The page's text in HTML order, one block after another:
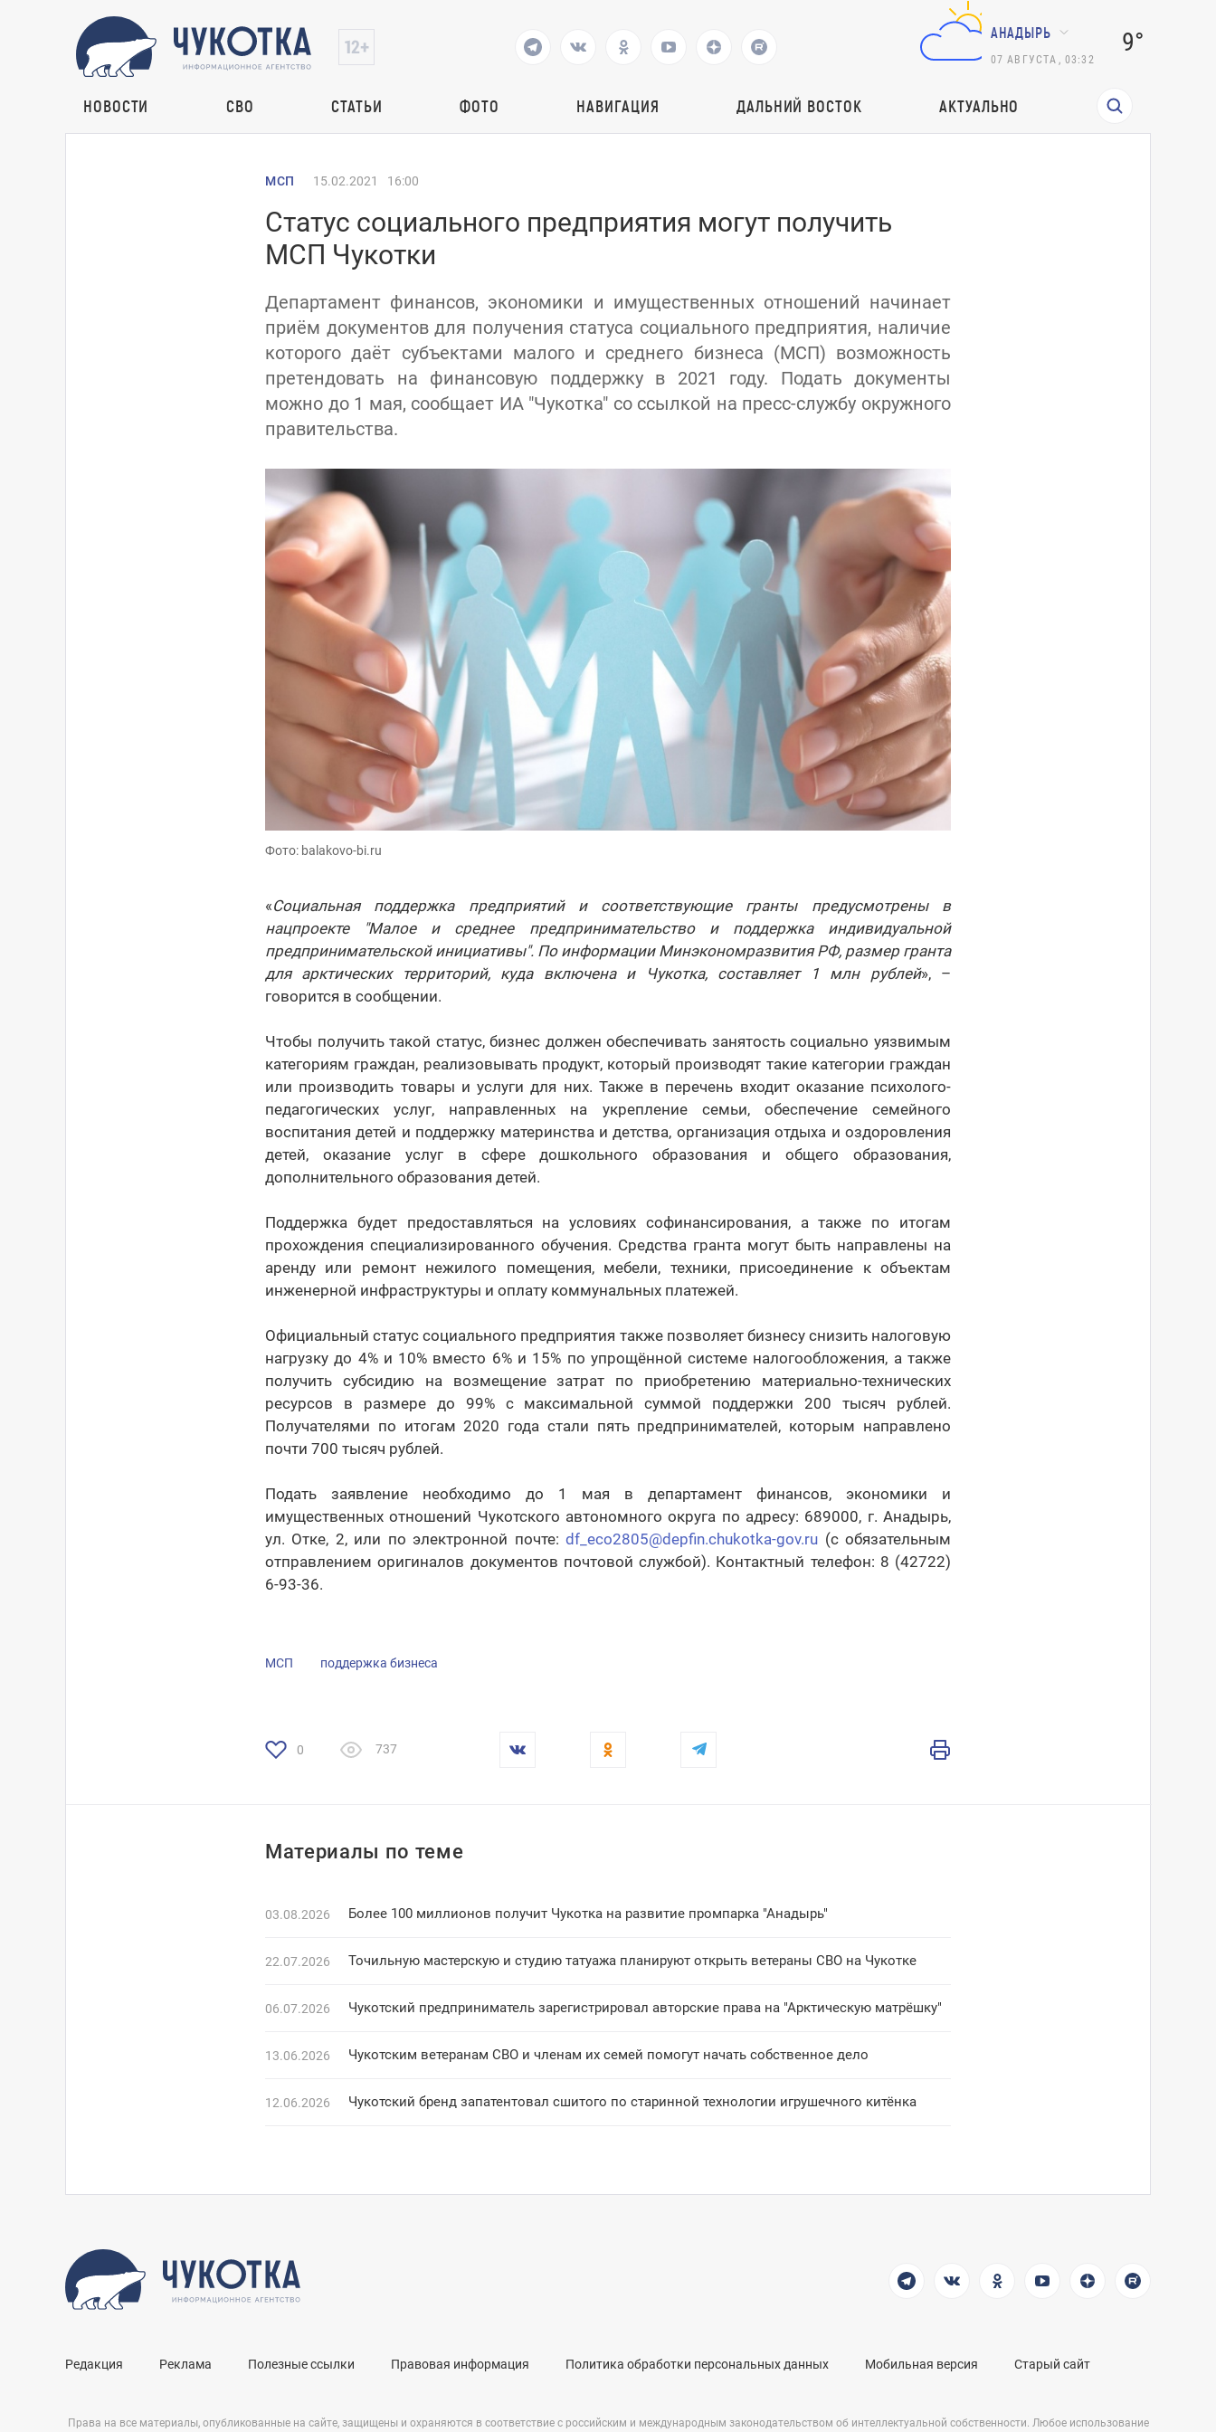
АНАДЫРЬ
07 АВГУСТА 03:32
9°
НОВОСТИ СВО СТАТЬИ ФОТО НАВИГАЦИЯ ДАЛЬНИЙ ВОСТОК АКТУАЛЬНО
МСП 15.02.2021 16:00
Статус социального предприятия могут получить
МСП Чукотки
Департамент финансов, экономики и имущественных отношений начинает
приём документов для получения статуса социального предприятия, наличие
которого даёт субъектами малого и среднего бизнеса (МСП) возможность
претендовать на финансовую поддержку в 2021 году. Подать документы
можно до 1 мая, сообщает ИА "Чукотка" со ссылкой на пресс-службу окружного
правительства.
Фото: balakovo-bi.ru
«Социальная поддержка предприятий и соответствующие гранты предусмотрены в
нацпроекте "Малое и среднее предпринимательство и поддержка индивидуальной
предпринимательской инициативы". По информации Минэкономразвития РФ, размер гранта
для арктических территорий, куда включена и Чукотка, составляет 1 млн рублей», –
говорится в сообщении.
Чтобы получить такой статус, бизнес должен обеспечивать занятость социально уязвимым
категориям граждан, реализовывать продукт, который производят такие категории граждан
или производить товары и услуги для них. Также в перечень входит оказание психолого-
педагогических услуг, направленных на укрепление семьи, обеспечение семейного
воспитания детей и поддержку материнства и детства, организация отдыха и оздоровления
детей, оказание услуг в сфере дошкольного образования и общего образования,
дополнительного образования детей.
Поддержка будет предоставляться на условиях софинансирования, а также по итогам
прохождения специализированного обучения. Средства гранта могут быть направлены на
аренду или ремонт нежилого помещения, мебели, техники, присоединение к объектам
инженерной инфраструктуры и оплату коммунальных платежей.
Официальный статус социального предприятия также позволяет бизнесу снизить налоговую
нагрузку до 4% и 10% вместо 6% и 15% по упрощённой системе налогообложения, а также
получить субсидию на возмещение затрат по приобретению материально-технических
ресурсов в размере до 99% с максимальной суммой поддержки 200 тысяч рублей.
Получателями по итогам 2020 года стали пять предпринимателей, которым направлено
почти 700 тысяч рублей.
Подать заявление необходимо до 1 мая в департамент финансов, экономики и
имущественных отношений Чукотского автономного округа по адресу: 689000, г. Анадырь,
ул. Отке, 2, или по электронной почте:df_eco2805@depfin.chukotka-gov.ru (с обязательным
отправлением оригиналов документов почтовой службой). Контактный телефон: 8 (42722)
6-93-36.
МСП поддержка бизнеса
0 737
Материалы по теме
03.08.2026 Более 100 миллионов получит Чукотка на развитие промпарка "Анадырь"
22.07.2026 Точильную мастерскую и студию татуажа планируют открыть ветераны СВО на Чукотке
06.07.2026 Чукотский предприниматель зарегистрировал авторские права на "Арктическую матрёшку"
13.06.2026 Чукотским ветеранам СВО и членам их семей помогут начать собственное дело
12.06.2026 Чукотский бренд запатентовал сшитого по старинной технологии игрушечного китёнка
Редакция Реклама Полезные ссылки Правовая информация Политика обработки персональных данных Мобильная версия Старый сайт
Права на все материалы, опубликованные на сайте, защищены и охраняются в соответствие с российским и международным законодательством об интеллектуальной собственности. Любое использование